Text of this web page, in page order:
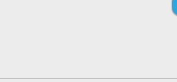
تا تجربه‌ی بی‌نظیری را برای همه اعضا ایجاد کنیم. در این
که می‌توانید انتظار داشته باشید عبارتند از:
برای ما، شما بیشتر از یک عضو هستید، شما همراهان ما